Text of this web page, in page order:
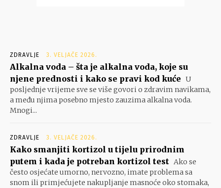
ZDRAVLJE 3. VELJAČE 2026.
Alkalna voda – šta je alkalna voda, koje su
njene prednosti i kako se pravi kod kuće U
posljednje vrijeme sve se više govori o zdravim navikama,
a među njima posebno mjesto zauzima alkalna voda.
Mnogi...
ZDRAVLJE 3. VELJAČE 2026.
Kako smanjiti kortizol u tijelu prirodnim
putem i kada je potreban kortizol test Ako se
često osjećate umorno, nervozno, imate problema sa
snom ili primjećujete nakupljanje masnoće oko stomaka,